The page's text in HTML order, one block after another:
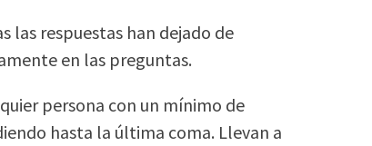
las respuestas han dejado de
en las preguntas.
persona con un mínimo de
hasta la última coma. Llevan a